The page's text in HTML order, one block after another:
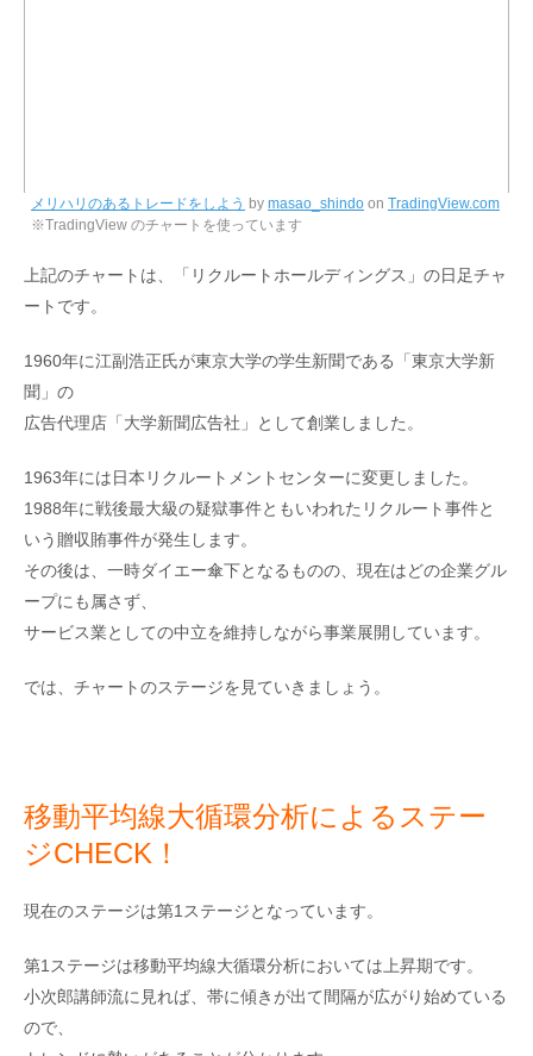
メリハリのあるトレードをしよう by masao_shindo on TradingView.com
※TradingView のチャートを使っています
上記のチャートは、「リクルートホールディングス」の日足チャ
ートです。
1960年に江副浩正氏が東京大学の学生新聞である「東京大学新
聞」の
広告代理店「大学新聞広告社」として創業しました。
1963年には日本リクルートメントセンターに変更しました。
1988年に戦後最大級の疑獄事件ともいわれたリクルート事件と
いう贈収賄事件が発生します。
その後は、一時ダイエー傘下となるものの、現在はどの企業グル
ープにも属さず、
サービス業としての中立を維持しながら事業展開しています。
では、チャートのステージを見ていきましょう。
移動平均線大循環分析によるステー
ジCHECK！
現在のステージは第1ステージとなっています。
第1ステージは移動平均線大循環分析においては上昇期です。
小次郎講師流に見れば、帯に傾きが出て間隔が広がり始めている
ので、